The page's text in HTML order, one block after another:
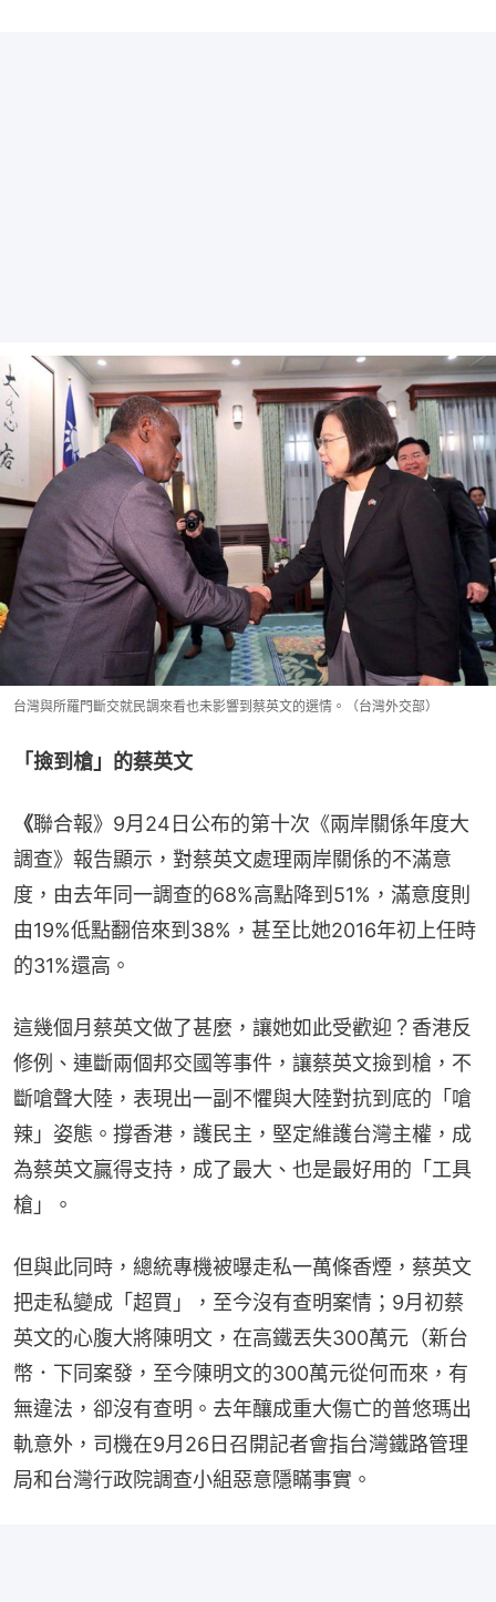
台灣與所羅門斷交就民調來看也未影響到蔡英文的選情。（台灣外交部）
「撿到槍」的蔡英文
《聯合報》9月24日公布的第十次《兩岸關係年度大
調查》報告顯示，對蔡英文處理兩岸關係的不滿意
度，由去年同一調查的68%高點降到51%，滿意度則
由19%低點翻倍來到38%，甚至比她2016年初上任時
的31%還高。
這幾個月蔡英文做了甚麼，讓她如此受歡迎？香港反
修例、連斷兩個邦交國等事件，讓蔡英文撿到槍，不
斷嗆聲大陸，表現出一副不懼與大陸對抗到底的「嗆
辣」姿態。撐香港，護民主，堅定維護台灣主權，成
為蔡英文贏得支持，成了最大、也是最好用的「工具
槍」。
但與此同時，總統專機被曝走私一萬條香煙，蔡英文
把走私變成「超買」，至今沒有查明案情；9月初蔡
英文的心腹大將陳明文，在高鐵丟失300萬元（新台
幣．下同案發，至今陳明文的300萬元從何而來，有
無違法，卻沒有查明。去年釀成重大傷亡的普悠瑪出
軌意外，司機在9月26日召開記者會指台灣鐵路管理
局和台灣行政院調查小組惡意隱瞞事實。